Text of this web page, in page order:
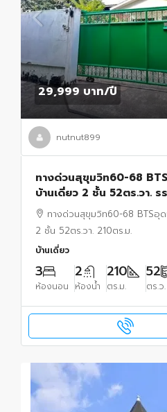
29,999 บาท/ปี
nutnut899
ทางด่วนสุขุมวิท60-68
บ้านเดี่ยว 2 ชั้น 52ตร.วา. ร
กม. 3 นอน 2 น้ำ ตลาดอุด
ทางด่วนสุขุมวิท60-68 BTSอุ
2 ชั้น 52ตร.วา. 210ตร.ม.
บ้านเดี่ยว
3
ห้องนอน
2
ห้องน้ำ
210
ตร.ม.
52
ตร.ว.